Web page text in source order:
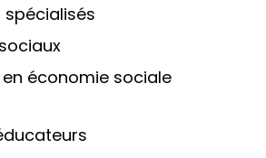
spécialisés
économie sociale